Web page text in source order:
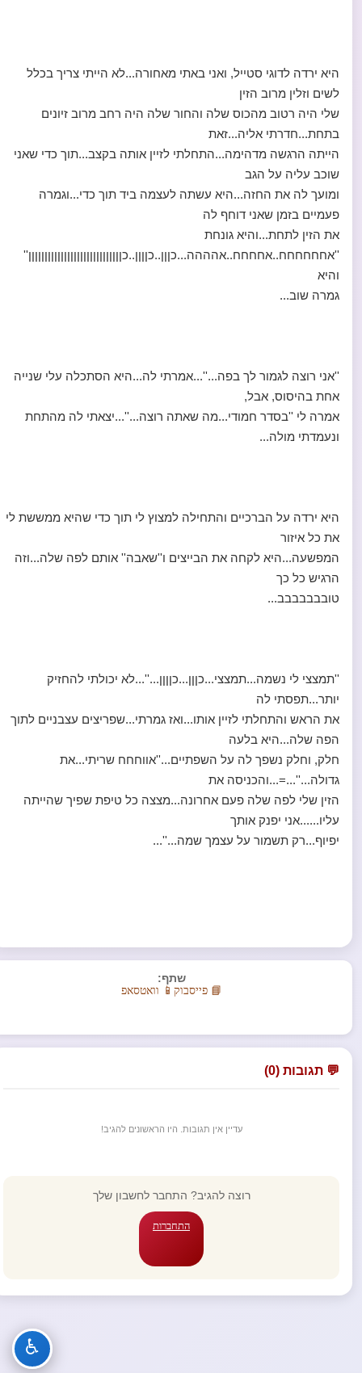
היא ירדה לדוגי סטייל, ואני באתי מאחורה...לא הייתי צריך בכלל
לשים וזלין מרוב הזין
שלי היה רטוב מהכוס שלה והחור שלה היה רחב מרוב זיונים
בתחת...חדרתי אליה...זאת
הייתה הרגשה מדהימה...התחלתי לזיין אותה בקצב...תוך כדי שאני
שוכב עליה על הגב
ומועך לה את החזה...היא עשתה לעצמה ביד תוך כדי...וגמרה
פעמיים בזמן שאני דוחף לה
את הזין לתחת...והיא גונחת
''אחחחחחח..אחחחח..אהההה...כןןן..כןןןן..כןןןןןןןןןןןןןןןןןןןןןןןןןןןןן''
והיא
גמרה שוב...
''אני רוצה לגמור לך בפה...''...אמרתי לה...היא הסתכלה עלי שנייה
אחת בהיסוס, אבל,
אמרה לי ''בסדר חמודי...מה שאתה רוצה...''...יצאתי לה מהתחת
ונעמדתי מולה...
היא ירדה על הברכיים והתחילה למצוץ לי תוך כדי שהיא ממששת לי
את כל איזור
המפשעה...היא לקחה את הבייצים ו''שאבה'' אותם לפה שלה...וזה
הרגיש כל כך
טובבבבבבב...
''תמצצי לי נשמה...תמצצי...כןןן...כןןןן...''...לא יכולתי להחזיק
יותר...תפסתי לה
את הראש והתחלתי לזיין אותו...ואז גמרתי...שפריצים עצבניים לתוך
הפה שלה...היא בלעה
חלק, וחלק נשפך לה על השפתיים...''אווחחח שריתי...את
גדולה...''...=...והכניסה את
הזין שלי לפה שלה פעם אחרונה...מצצה כל טיפת שפיך שהייתה
עליו......אני יפנק אותך
יפיוף...רק תשמור על עצמך שמה...''...
שתף:
📘 פייסבוק 📱 וואטסאפ
💬 תגובות (0)
עדיין אין תגובות. היו הראשונים להגיב!
רוצה להגיב? התחבר לחשבון שלך
התחברות
♿